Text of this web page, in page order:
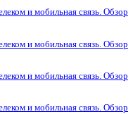
и мобильная связь. Обзор
и мобильная связь. Обзор
и мобильная связь. Обзор
и мобильная связь. Обзор